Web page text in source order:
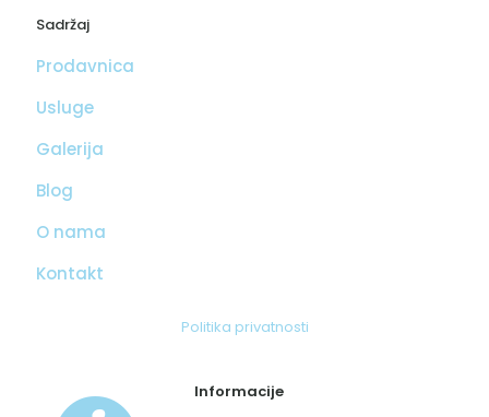
Sadržaj
Prodavnica
Usluge
Galerija
Blog
O nama
Kontakt
Politika privatnosti
Informacije